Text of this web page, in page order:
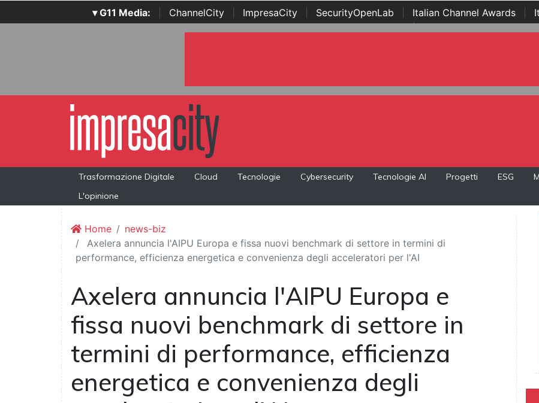
▾ G11 Media: ChannelCity ImpresaCity SecurityOpenLab Italian Channel Awards
Awards | ...
Trasformazione Digitale Cloud Tecnologie Cybersecurity Tecnologie AI Progetti ESG
L'opinione
Home
news-biz
Axelera annuncia l'AIPU Europa e fissa nuovi benchmark di settore in termini di
performance, efficienza energetica e convenienza degli acceleratori per l'AI
Axelera annuncia l'AIPU Europa e
fissa nuovi benchmark di settore in
termini di performance, efficienza
energetica e convenienza degli